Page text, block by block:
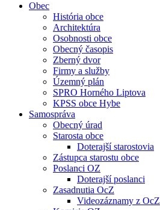
Obec
História obce
Architektúra
Osobnosti obce
Obecný časopis
Zberný dvor
Firmy a služby
Územný plán
SPRO Horného Liptova
KPSS obce Hybe
Samospráva
Obecný úrad
Starosta obce
Doterajší starostovia
Zástupca starostu obce
Poslanci OZ
Doterajší poslanci
Zasadnutia OcZ
Videozáznamy z OcZ